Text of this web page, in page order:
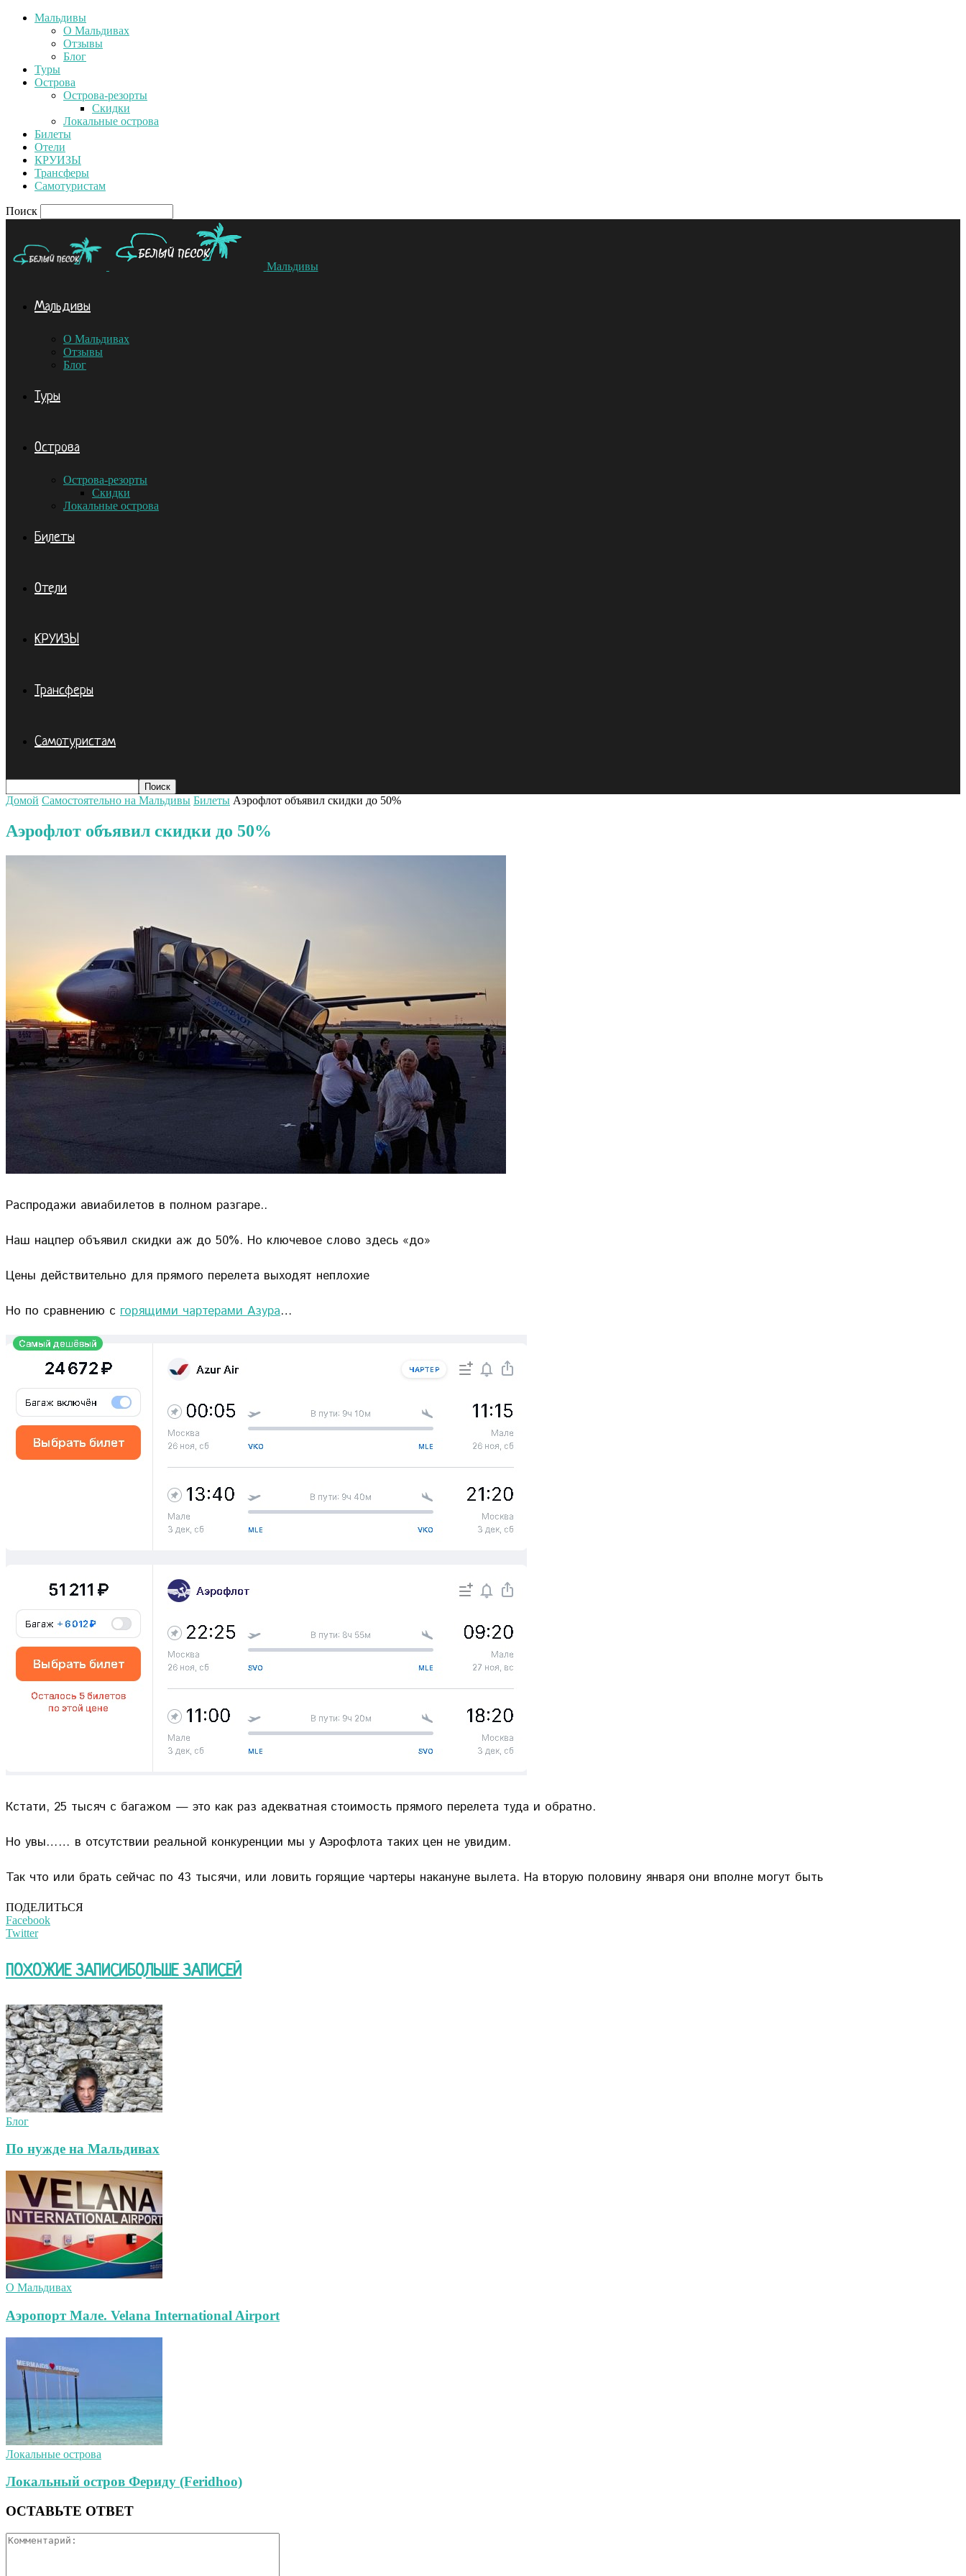
Мальдивы
О Мальдивах
Отзывы
Блог
Туры
Острова
Острова-резорты
Скидки
Локальные острова
Билеты
Отели
КРУИЗЫ
Трансферы
Самотуристам
Поиск
Мальдивы
Мальдивы
О Мальдивах
Отзывы
Блог
Туры
Острова
Острова-резорты
Скидки
Локальные острова
Билеты
Отели
КРУИЗЫ
Трансферы
Самотуристам
Домой Самостоятельно на Мальдивы Билеты Аэрофлот объявил скидки до 50%
Аэрофлот объявил скидки до 50%
Распродажи авиабилетов в полном разгаре..
Наш нацпер объявил скидки аж до 50%. Но ключевое слово здесь «до»
Цены действительно для прямого перелета выходят неплохие
Но по сравнению с горящими чартерами Азура…
Кстати, 25 тысяч с багажом — это как раз адекватная стоимость прямого перелета туда и обратно.
Но увы…… в отсутствии реальной конкуренции мы у Аэрофлота таких цен не увидим.
Так что или брать сейчас по 43 тысячи, или ловить горящие чартеры накануне вылета. На вторую половину января они вполне могут быть
ПОДЕЛИТЬСЯ
Facebook
Twitter
ПОХОЖИЕ ЗАПИСИБОЛЬШЕ ЗАПИСЕЙ
Блог
По нужде на Мальдивах
О Мальдивах
Аэропорт Мале. Velana International Airport
Локальные острова
Локальный остров Фериду (Feridhoo)
ОСТАВЬТЕ ОТВЕТ